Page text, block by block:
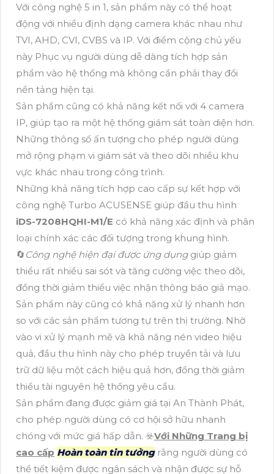
Với công nghệ 5 in 1, sản phẩm này có thể hoạt
động với nhiều định dạng camera khác nhau như
TVI, AHD, CVI, CVBS và IP. Với điểm cộng chủ yếu
này Phục vụ người dùng dễ dàng tích hợp sản
phẩm vào hệ thống mà không cần phải thay đổi
nền tảng hiện tại.
Sản phẩm cũng có khả năng kết nối với 4 camera
IP, giúp tạo ra một hệ thống giám sát toàn diện hơn.
Những thông số ấn tượng cho phép người dùng
mở rộng phạm vi giám sát và theo dõi nhiều khu
vực khác nhau trong công trình.
Những khả năng tích hợp cao cấp sự kết hợp với
công nghệ Turbo ACUSENSE giúp đầu thu hình
iDS-7208HQHI-M1/E có khả năng xác định và phân
loại chính xác các đối tượng trong khung hình.
🔄 Công nghệ hiện đại được ứng dụnggiúp giảm
thiểu rất nhiều sai sót và tăng cường việc theo dõi,
đồng thời giảm thiểu việc nhận thông báo giả mạo.
Sản phẩm này cũng có khả năng xử lý nhanh hơn
so với các sản phẩm tương tự trên thị trường. Nhờ
vào vi xử lý mạnh mẽ và khả năng nén video hiệu
quả, đầu thu hình này cho phép truyền tải và lưu
trữ dữ liệu một cách hiệu quả hơn, đồng thời giảm
thiểu tài nguyên hệ thống yêu cầu.
Sản phẩm đang được giảm giá tại An Thành Phát,
cho phép người dùng có cơ hội sở hữu nhanh
chóng với mức giá hấp dẫn. ☣️Với Những Trang bị
cao cấp Hoàn toàn tin tưởngrằng người dùng có
thể tiết kiệm được ngân sách và nhận được sự hỗ